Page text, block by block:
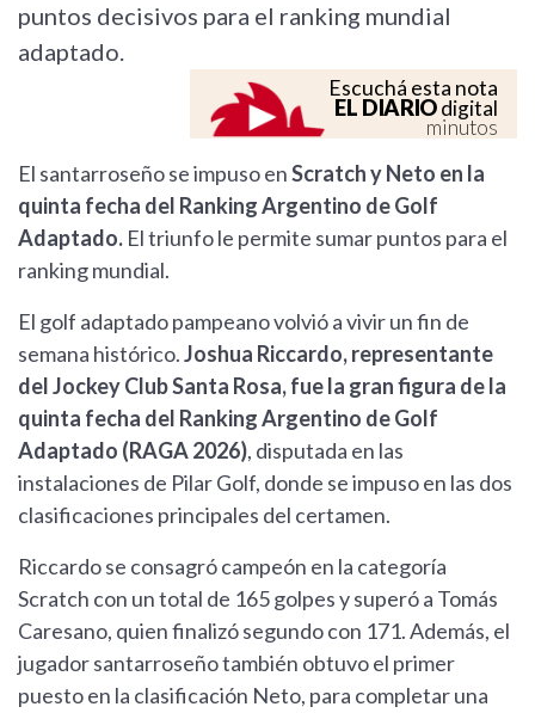
puntos decisivos para el ranking mundial
adaptado.
Escuchá esta nota
EL DIARIOdigital
minutos
El santarroseño se impuso enScratch y Neto en la
quinta fecha del Ranking Argentino de Golf
Adaptado. El triunfo le permite sumar puntos para el
ranking mundial.
El golf adaptado pampeano volvió a vivir un fin de
semana histórico.Joshua Riccardo, representante
del Jockey Club Santa Rosa, fue la gran figura de la
quinta fecha del Ranking Argentino de Golf
Adaptado (RAGA 2026), disputada en las
instalaciones de Pilar Golf, donde se impuso en las dos
clasificaciones principales del certamen.
Riccardo se consagró campeón en la categoría
Scratch con un total de 165 golpes y superó a Tomás
Caresano, quien finalizó segundo con 171. Además, el
jugador santarroseño también obtuvo el primer
puesto en la clasificación Neto, para completar una